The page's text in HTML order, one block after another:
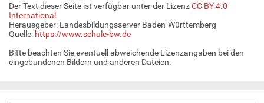
Der Text dieser Seite ist verfügbar unter der LizenzCC BY 4.0
International
Herausgeber: Landesbildungsserver Baden-Württemberg
Quelle: https://www.schule-bw.de
Bitte beachten Sie eventuell abweichende Lizenzangaben bei den
eingebundenen Bildern und anderen Dateien.